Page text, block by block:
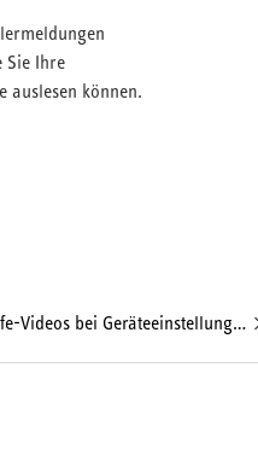
Sie Ihre
auslesen können.
Videos bei Geräteeinstellungen & -fehlern